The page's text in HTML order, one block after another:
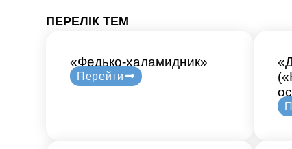
ПЕРЕЛІК ТЕМ
«Федько-халамидник»
Перейти